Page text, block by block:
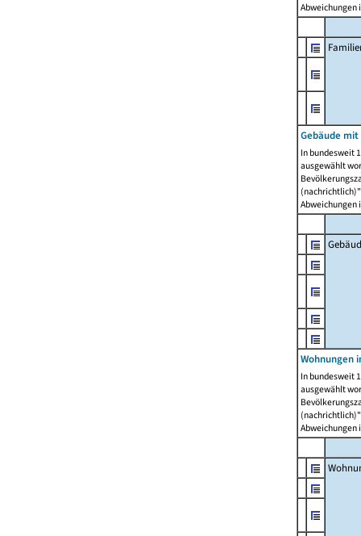
Abweichungen
Gebäude
In bundesweit
ausgewählt
Abweichungen
Wohnungen
In bundesweit
ausgewählt
Abweichungen